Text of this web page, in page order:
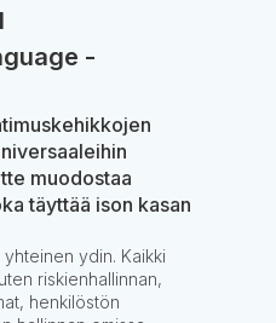
-
muodostaa
täyttää ison kasan
ydin. Kaikki
riskienhallinnan,
henkilöstön